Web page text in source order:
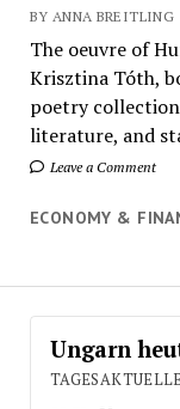
BY ANNA BREITLING
The oeuvre of
Krisztina Tóth,
poetry
literature, and
Leave a Comment
ECONOMY &
Ungarn